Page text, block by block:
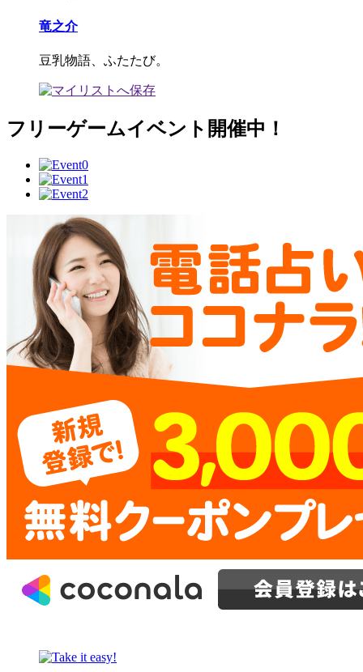
竜之介
豆乳物語、ふたたび。
フリーゲームイベント開催中！